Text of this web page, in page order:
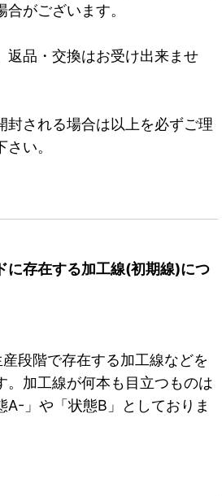
がございます。
返品・交換はお受け出来ませ
封される場合は以上を必ずご理
い。
に存在する加工線(初期線)につ
段階で存在する加工線などを
。加工線が何本も目立つものは
A-」や「状態B」としておりま